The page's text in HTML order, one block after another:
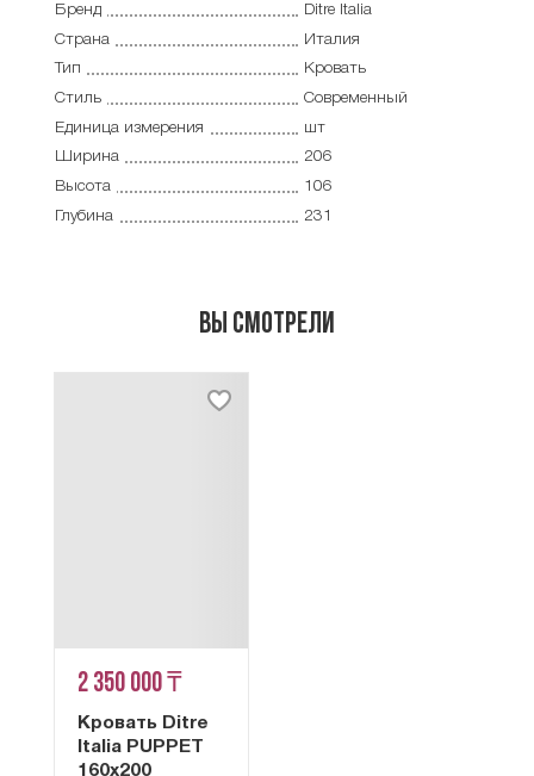
Бренд
Ditre Italia
Страна
Италия
Тип
Кровать
Стиль
Современный
Единица измерения
шт
Ширина
206
Высота
106
Глубина
231
Вы смотрели
2 350 000 ₸
Кровать Ditre
Italia PUPPET
160x200